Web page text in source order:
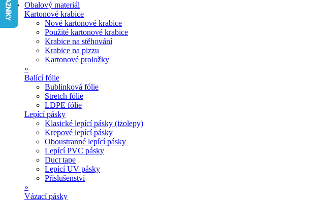
Obalový materiál
Kartonové krabice
Nové kartonové krabice
Použité kartonové krabice
Krabice na stěhování
Krabice na pizzu
Kartonové proložky
»
Balící fólie
Bublinková fólie
Stretch fólie
LDPE fólie
Lepící pásky
Klasické lepící pásky (izolepy)
Krepové lepící pásky
Oboustranné lepící pásky
Lepící PVC pásky
Duct tape
Lepící UV pásky
Příslušenství
»
Vázací pásky